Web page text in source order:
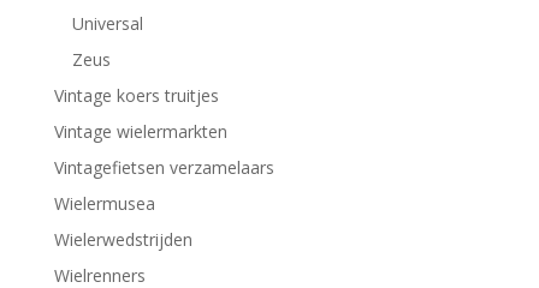
Universal
Zeus
Vintage koers truitjes
Vintage wielermarkten
Vintagefietsen verzamelaars
Wielermusea
Wielerwedstrijden
Wielrenners